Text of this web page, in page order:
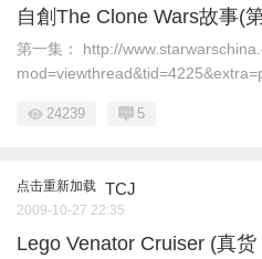
自創The Clone Wars故事(
第一集： http://
24239 5
点击重新加载 TCJ
2009-10-27 22:35
Lego Venator Cruiser (真货